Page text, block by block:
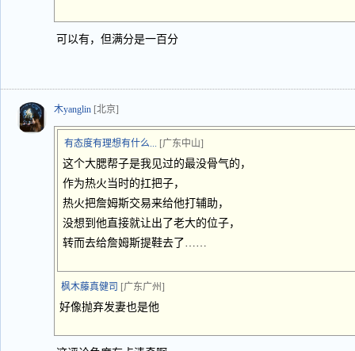
可以有，但满分是一百分
木yanglin [北京]
有态度有理想有什么... [广东中山]
这个大腮帮子是我见过的最没骨气的，
作为热火当时的扛把子，
热火把詹姆斯交易来给他打辅助，
没想到他直接就让出了老大的位子，
转而去给詹姆斯提鞋去了……
枫木藤真健司 [广东广州]
好像抛弃发妻也是他